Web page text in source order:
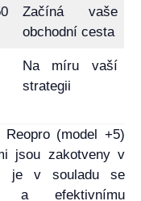
Začíná vaše
obchodní cesta
Na míru vaší
strategii
(model +5)
jsou zakotveny v
je v souladu se
a efektivnímu